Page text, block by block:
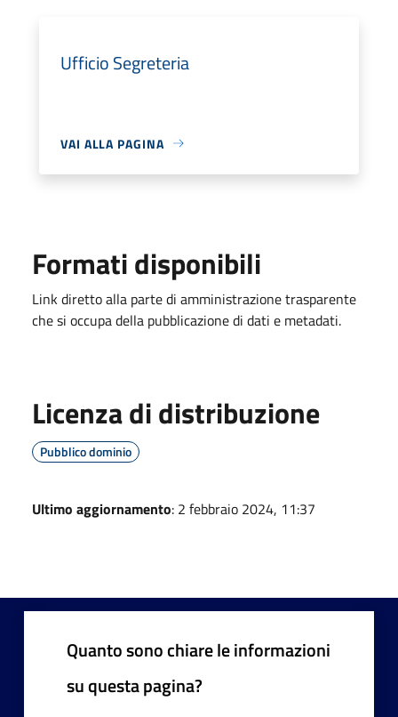
Ufficio Segreteria
VAI ALLA PAGINA
Formati disponibili
Link diretto alla parte di amministrazione trasparente
che si occupa della pubblicazione di dati e metadati.
Licenza di distribuzione
Pubblico dominio
Ultimo aggiornamento: 2 febbraio 2024, 11:37
Quanto sono chiare le informazioni
su questa pagina?